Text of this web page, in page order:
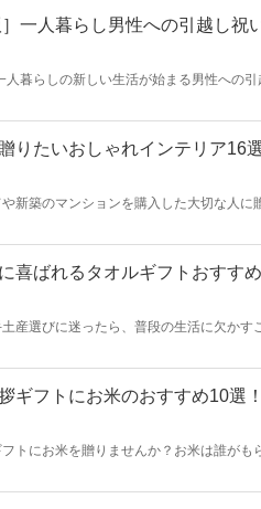
］一人暮らし男性への引越し
人暮らしの新しい生活が始まる男性への
バタしてインテリアやおしゃれな雑貨な
。りたいおしゃれインテリア16
新築のマンションを購入した大切な人
つです。そんな新しい生活のスタートを
喜ばれるタオルギフトおすす
産選びに迷ったら、普段の生活に欠か
っても困らないアイテムです。ストック
ギフトにお米のおすすめ10選
トにお米を贈りませんか？お米は誰が
がいいですよ。お米なら日持ちがして場